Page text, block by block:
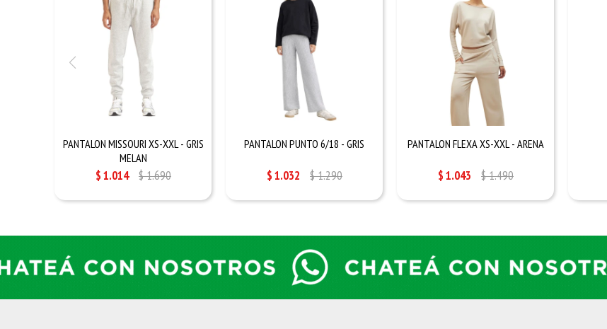
PANTALON MISSOURI XS-XXL - GRIS
MELAN
$1.014 $1.690
PANTALON PUNTO 6/18 - GRIS
$1.032 $1.290
PANTALON FLEXA XS-XXL - ARENA
$1.043 $1.490